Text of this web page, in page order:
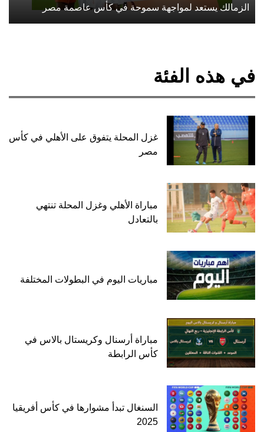
الزمالك يستعد لمواجهة سموحة في كأس عاصمة مصر
في هذه الفئة
غزل المحلة يتفوق على الأهلي في كأس
مصر
مباراة الأهلي وغزل المحلة تنتهي
بالتعادل
مباريات اليوم في البطولات المختلفة
مباراة أرسنال وكريستال بالاس في
كأس الرابطة
السنغال تبدأ مشوارها في كأس أفريقيا
2025